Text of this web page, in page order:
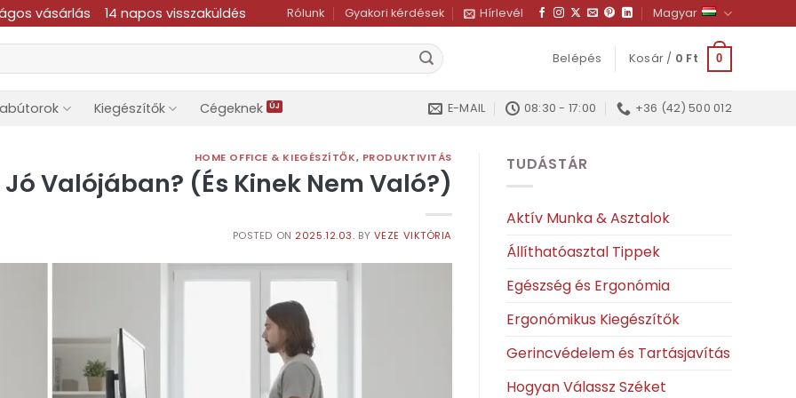
vásárlás 14 napos visszaküldés Rólunk Gyakori kérdések Hírlevél Magyar
Belépés Kosár / 0 Ft 0
Kiegészítők Cégeknek E-MAIL 08:30 - 17:00 +36 (42) 500 012
HOME OFFICE & KIEGÉSZÍTŐK, PRODUKTIVITÁS
Valójában? (És Kinek Nem Való?)
POSTED ON 2025.12.03. BY VEZE VIKTÓRIA
TUDÁSTÁR
Aktív Munka & Asztalok
Állíthatóasztal Tippek
Egészség és Ergonómia
Ergonómikus Kiegészítők
Gerincvédelem és Tartásjavítás
Hogyan Válassz Széket